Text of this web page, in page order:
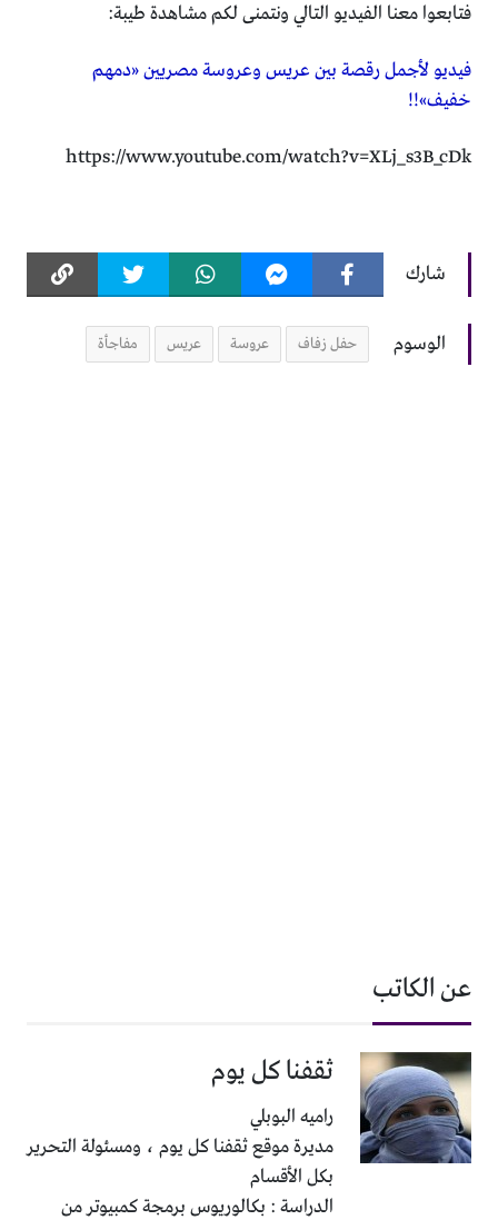
فتابعوا معنا الفيديو التالي ونتمنى لكم مشاهدة طيبة:
فيديو لأجمل رقصة بين عريس وعروسة مصريين «دمهم
خفيف»!!
https://www.youtube.com/watch?v=XLj_s3B_cDk
شارك
الوسوم حفل زفاف عروسة عريس مفاجأة
عن الكاتب
ثقفنا كل يوم
راميه البوبلي
مديرة موقع ثقفنا كل يوم ، ومسئولة التحرير
بكل الأقسام
الدراسة : بكالوريوس برمجة كمبيوتر من